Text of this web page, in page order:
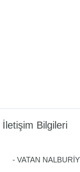
İletişim Bilgileri
- VATAN